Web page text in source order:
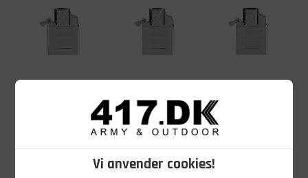
Vi anvender cookies!
Zippo
Gasindsats,
Dobbelt flamme
På lager - Køb nu
Zippo,
Genopladelig
lysbue lighter